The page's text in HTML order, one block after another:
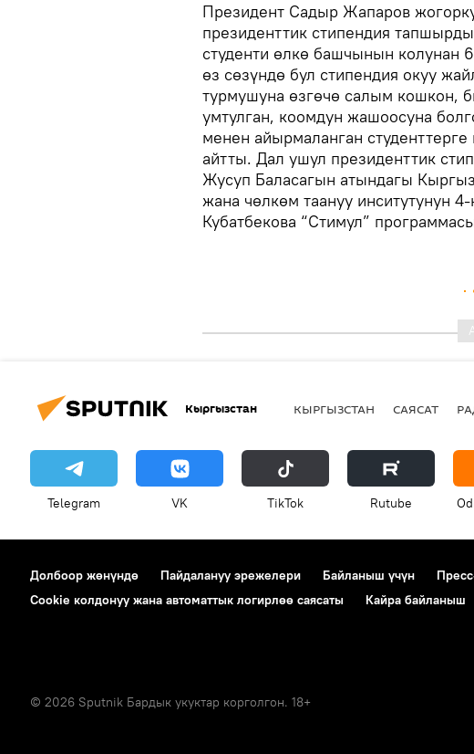
Президент Садыр Жапаров
президенттик стипендия
студенти өлкө башчынын
өз сөзүндө бул стипендия окуу
турмушуна өзгөчө салым кошкон,
умтулган, коомдун жашоосуна
менен айырмаланган
айтты. Дал ушул президенттик
Жусуп Баласагын атындагы
жана чөлкөм таануу инситутунун
Кубатбекова “Стимул”
Кыргызстан КЫРГЫЗСТАН САЯСАТ
Telegram VK ТikТоk Rutube
Долбоор жөнүндө Пайдалануу эрежелери Байланыш үчүн
Cookie колдонуу жана автоматтык логирлөө саясаты
Кайра байланыш
© 2026 Sputnik Бардык укуктар корголгон. 18+